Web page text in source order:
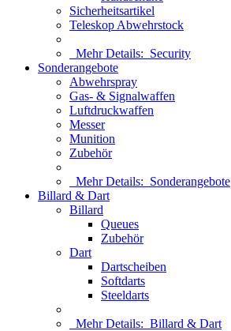
Sicherheitsartikel
Teleskop Abwehrstock
Mehr Details: Security
Sonderangebote
Abwehrspray
Gas- & Signalwaffen
Luftdruckwaffen
Messer
Munition
Zubehör
Mehr Details: Sonderangebote
Billard & Dart
Billard
Queues
Zubehör
Dart
Dartscheiben
Softdarts
Steeldarts
Mehr Details: Billard & Dart